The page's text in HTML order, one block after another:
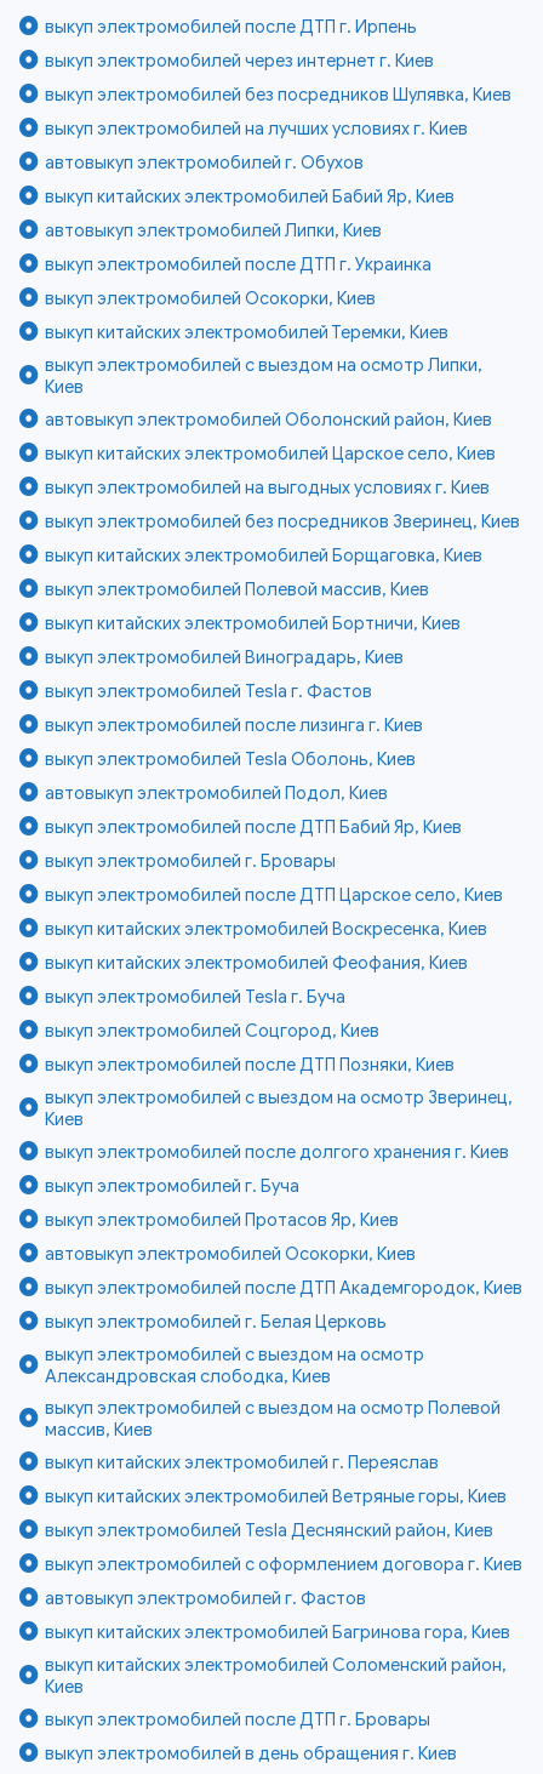
выкуп электромобилей после ДТП г. Ирпень
выкуп электромобилей через интернет г. Киев
выкуп электромобилей без посредников Шулявка, Киев
выкуп электромобилей на лучших условиях г. Киев
автовыкуп электромобилей г. Обухов
выкуп китайских электромобилей Бабий Яр, Киев
автовыкуп электромобилей Липки, Киев
выкуп электромобилей после ДТП г. Украинка
выкуп электромобилей Осокорки, Киев
выкуп китайских электромобилей Теремки, Киев
выкуп электромобилей с выездом на осмотр Липки,
Киев
автовыкуп электромобилей Оболонский район, Киев
выкуп китайских электромобилей Царское село, Киев
выкуп электромобилей на выгодных условиях г. Киев
выкуп электромобилей без посредников Зверинец, Киев
выкуп китайских электромобилей Борщаговка, Киев
выкуп электромобилей Полевой массив, Киев
выкуп китайских электромобилей Бортничи, Киев
выкуп электромобилей Виноградарь, Киев
выкуп электромобилей Tesla г. Фастов
выкуп электромобилей после лизинга г. Киев
выкуп электромобилей Tesla Оболонь, Киев
автовыкуп электромобилей Подол, Киев
выкуп электромобилей после ДТП Бабий Яр, Киев
выкуп электромобилей г. Бровары
выкуп электромобилей после ДТП Царское село, Киев
выкуп китайских электромобилей Воскресенка, Киев
выкуп китайских электромобилей Феофания, Киев
выкуп электромобилей Tesla г. Буча
выкуп электромобилей Соцгород, Киев
выкуп электромобилей после ДТП Позняки, Киев
выкуп электромобилей с выездом на осмотр Зверинец,
Киев
выкуп электромобилей после долгого хранения г. Киев
выкуп электромобилей г. Буча
выкуп электромобилей Протасов Яр, Киев
автовыкуп электромобилей Осокорки, Киев
выкуп электромобилей после ДТП Академгородок, Киев
выкуп электромобилей г. Белая Церковь
выкуп электромобилей с выездом на осмотр
Александровская слободка, Киев
выкуп электромобилей с выездом на осмотр Полевой
массив, Киев
выкуп китайских электромобилей г. Переяслав
выкуп китайских электромобилей Ветряные горы, Киев
выкуп электромобилей Tesla Деснянский район, Киев
выкуп электромобилей с оформлением договора г. Киев
автовыкуп электромобилей г. Фастов
выкуп китайских электромобилей Багринова гора, Киев
выкуп китайских электромобилей Соломенский район,
Киев
выкуп электромобилей после ДТП г. Бровары
выкуп электромобилей в день обращения г. Киев